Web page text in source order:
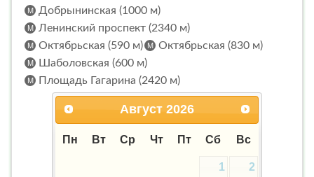
Добрынинская (1000 м)
Ленинский проспект (2340 м)
Октябрьская (590 м)
Октябрьская (830 м)
Шаболовская (600 м)
Площадь Гагарина (2420 м)
Август 2026
Пн Вт Ср Чт Пт Сб Вс
1
2